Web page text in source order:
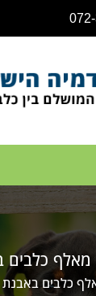
מאלף כלבים
כלבים